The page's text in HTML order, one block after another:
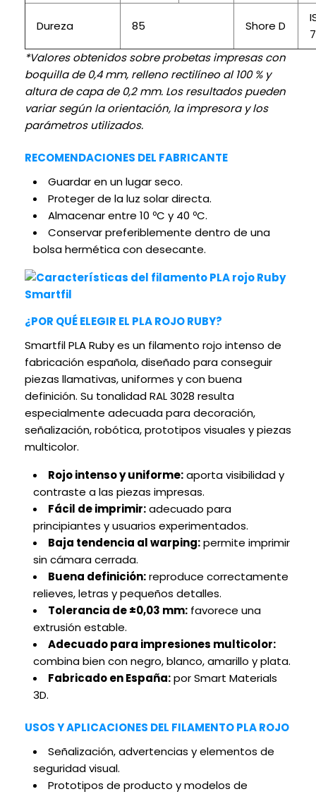
Dureza 85 Shore D
*Valores obtenidos sobre probetas impresas con
boquilla de 0,4 mm, relleno rectilíneo al 100 % y
altura de capa de 0,2 mm. Los resultados pueden
variar según la orientación, la impresora y los
parámetros utilizados.
RECOMENDACIONES DEL FABRICANTE
Guardar en un lugar seco.
Proteger de la luz solar directa.
Almacenar entre 10 ºC y 40 ºC.
Conservar preferiblemente dentro de una
bolsa hermética con desecante.
¿POR QUÉ ELEGIR EL PLA ROJO RUBY?
Smartfil PLA Ruby es un filamento rojo intenso de
fabricación española, diseñado para conseguir
piezas llamativas, uniformes y con buena
definición. Su tonalidad RAL 3028 resulta
especialmente adecuada para decoración,
señalización, robótica, prototipos visuales y piezas
multicolor.
Rojo intenso y uniforme:aporta visibilidad y
contraste a las piezas impresas.
Fácil de imprimir:adecuado para
principiantes y usuarios experimentados.
Baja tendencia al warping:permite imprimir
sin cámara cerrada.
Buena definición:reproduce correctamente
relieves, letras y pequeños detalles.
Tolerancia de ±0,03 mm: favorece una
extrusión estable.
Adecuado para impresiones multicolor:
combina bien con negro, blanco, amarillo y plata.
Fabricado en España:por Smart Materials
3D.
USOS Y APLICACIONES DEL FILAMENTO PLA ROJO
Señalización, advertencias y elementos de
seguridad visual.
Prototipos de producto y modelos de